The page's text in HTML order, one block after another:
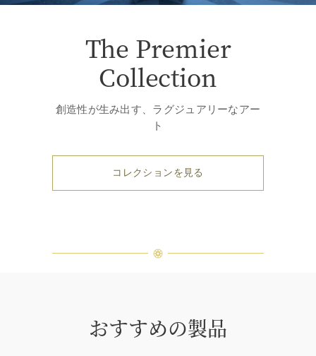
The Premier
Collection
創造性が生み出す、ラグジュアリーなアー
ト
コレクションを見る
おすすめの製品